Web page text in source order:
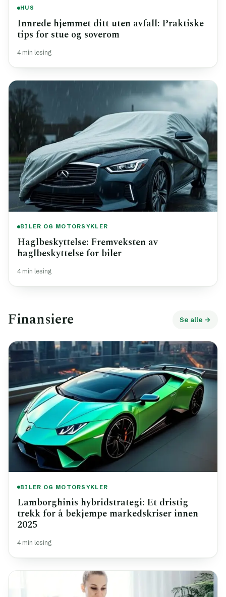
HUS
Innrede hjemmet ditt uten avfall: Praktiske
tips for stue og soverom
4 min lesing
BILER OG MOTORSYKLER
Haglbeskyttelse: Fremveksten av
haglbeskyttelse for biler
4 min lesing
Finansiere Se alle →
BILER OG MOTORSYKLER
Lamborghinis hybridstrategi: Et dristig
trekk for å bekjempe markedskriser innen
2025
4 min lesing